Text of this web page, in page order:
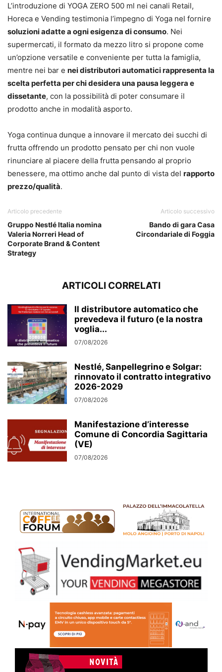
L’introduzione di YOGA ZERO 500 ml nei canali Retail,
Horeca e Vending testimonia l’impegno di Yoga nel fornire
soluzioni adatte a ogni esigenza di consumo. Nei
supermercati, il formato da mezzo litro si propone come
un’opzione versatile e conveniente per tutta la famiglia,
mentre nei bar e nei distributori automatici rappresenta la
scelta perfetta per chi desidera una pausa leggera e
dissetante, con la possibilità di poter consumare il
prodotto anche in modalità asporto.
Yoga continua dunque a innovare il mercato dei succhi di
frutta offrendo un prodotto pensato per chi non vuole
rinunciare al piacere della frutta pensando al proprio
benessere, ma ottimo anche dal punto di vista del rapporto
prezzo/qualità.
Articolo precedente
Gruppo Nestlé Italia nomina
Valeria Norreri Head of
Corporate Brand & Content
Strategy
Articolo successivo
Bando di gara Casa
Circondariale di Foggia
ARTICOLI CORRELATI
Il distributore automatico che
prevedeva il futuro (e la nostra
voglia...
07/08/2026
Nestlé, Sanpellegrino e Solgar:
rinnovato il contratto integrativo
2026-2029
07/08/2026
Manifestazione d’interesse
Comune di Concordia Sagittaria
(VE)
07/08/2026